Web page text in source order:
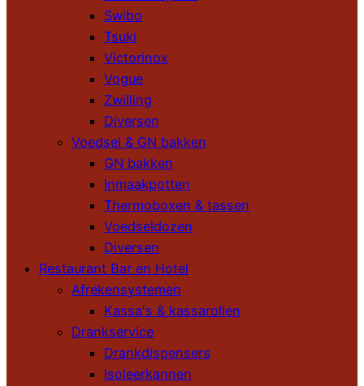
Swibo
Tsuki
Victorinox
Vogue
Zwilling
Diversen
Voedsel & GN bakken
GN bakken
Inmaakpotten
Thermoboxen & tassen
Voedseldozen
Diversen
Restaurant Bar en Hotel
Afrekensystemen
Kassa's & kassarollen
Drankservice
Drankdispensers
Isoleerkannen